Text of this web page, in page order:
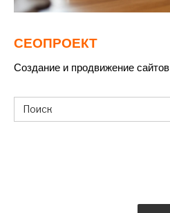
СЕОПРОЕКТ
Создание и продвижение сайтов
Search
for: